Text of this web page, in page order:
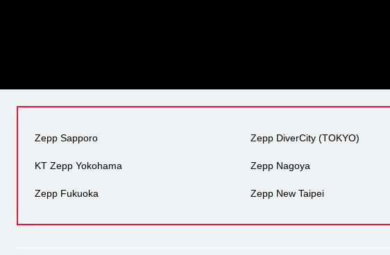
Zepp Sapporo Zepp DiverCity (TOKYO)
KT Zepp Yokohama Zepp Nagoya
Zepp Fukuoka Zepp New Taipei